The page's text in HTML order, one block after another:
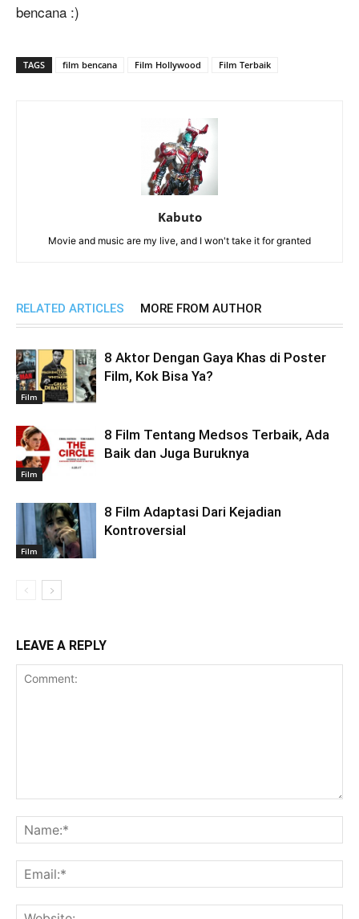
bencana :)
TAGS film bencana Film Hollywood Film Terbaik
Kabuto
Movie and music are my live, and I won't take it for granted
RELATED ARTICLES MORE FROM AUTHOR
Film
8 Aktor Dengan Gaya Khas di Poster
Film, Kok Bisa Ya?
Film
8 Film Tentang Medsos Terbaik, Ada
Baik dan Juga Buruknya
Film
8 Film Adaptasi Dari Kejadian
Kontroversial
LEAVE A REPLY